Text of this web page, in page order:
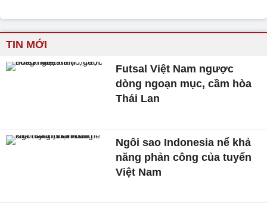
TIN MỚI
Futsal Việt Nam ngược
dòng ngoạn mục, cầm hòa
Thái Lan
Ngôi sao Indonesia nể khả
năng phản công của tuyển
Việt Nam